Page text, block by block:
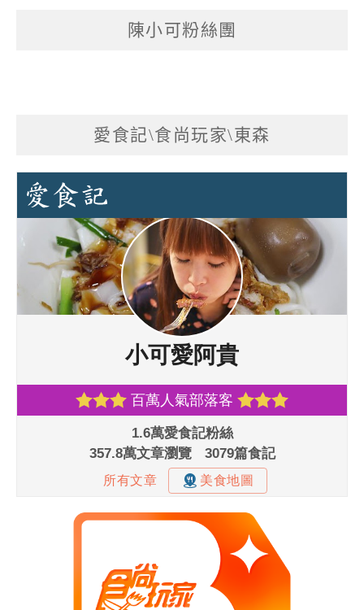
陳小可粉絲團
愛食記\食尚玩家\東森